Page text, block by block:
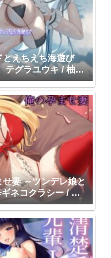
えちえち海遊び
テグラユウキ / 柚木
妻 ～ツンデレ娘と
ネコクラシー / か